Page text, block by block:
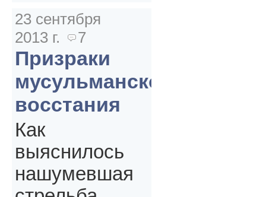
23 сентября
2013 г.
7
Призраки
мусульманского
восстания
Как
выяснилось
нашумевшая